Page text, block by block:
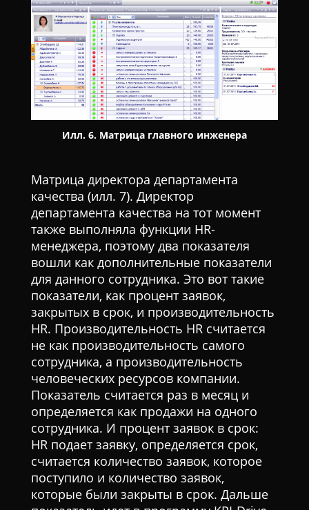
Илл. 6. Матрица главного инженера
Матрица директора департамента
качества (илл. 7). Директор
департамента качества на тот момент
также выполняла функции HR-
менеджера, поэтому два показателя
вошли как дополнительные показатели
для данного сотрудника. Это вот такие
показатели, как процент заявок,
закрытых в срок, и производительность
HR. Производительность HR считается
не как производительность самого
сотрудника, а производительность
человеческих ресурсов компании.
Показатель считается раз в месяц и
определяется как продажи на одного
сотрудника. И процент заявок в срок:
HR подает заявку, определяется срок,
считается количество заявок, которое
поступило и количество заявок,
которые были закрыты в срок. Дальше